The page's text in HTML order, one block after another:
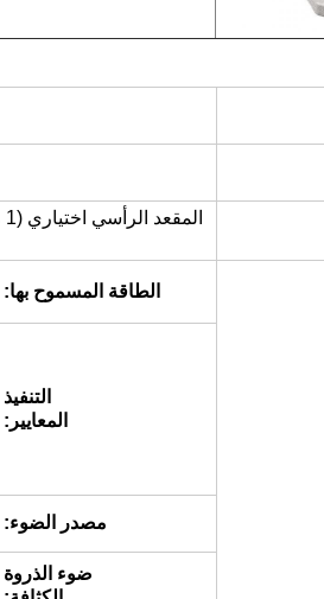
الطاقة المسموح بها:
التنفيذ
المعايير:
مصدر الضوء:
ضوء الذروة